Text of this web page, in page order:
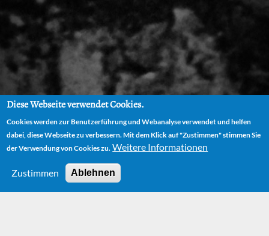
Diese Webseite verwendet Cookies.
Cookies werden zur Benutzerführung und Webanalyse verwendet und helfen
dabei, diese Webseite zu verbessern. Mit dem Klick auf "Zustimmen" stimmen Sie
der Verwendung von Cookies zu. Weitere Informationen
Zustimmen Ablehnen